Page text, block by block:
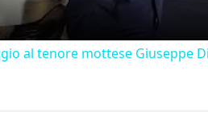
al tenore mottese Giuseppe